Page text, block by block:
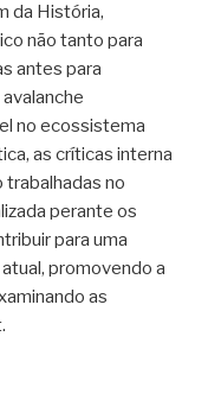
da História,
não tanto para
antes para
no ecossistema
as críticas interna
trabalhadas no
perante os
para uma
promovendo a
as